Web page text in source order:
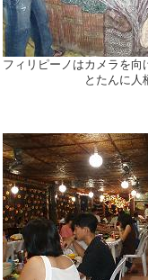
フィリピーノはカメラを向
とたんに人柄が変